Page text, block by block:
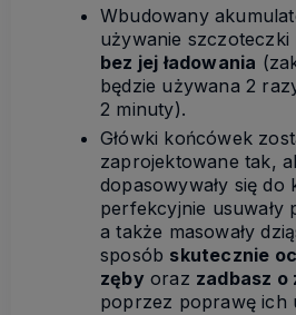
Wbudowany
używanie
bez jej ładowania
będzie używana 2
2 minuty).
Główki końcówek
zaprojektowane tak,
dopasowywały się do
perfekcyjnie usuwały
a także masowały
sposób skutecznie
zębyoraz zadbasz o
poprzez poprawę ich